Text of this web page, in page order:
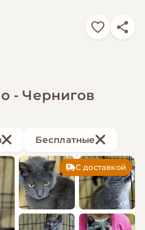
- Чернигов
Бесплатные
С доставкой